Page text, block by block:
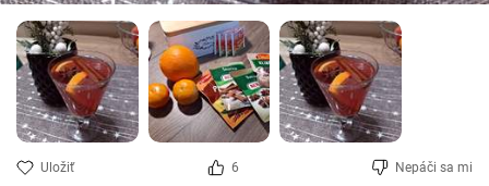
Uložiť 6 Nepáči sa mi